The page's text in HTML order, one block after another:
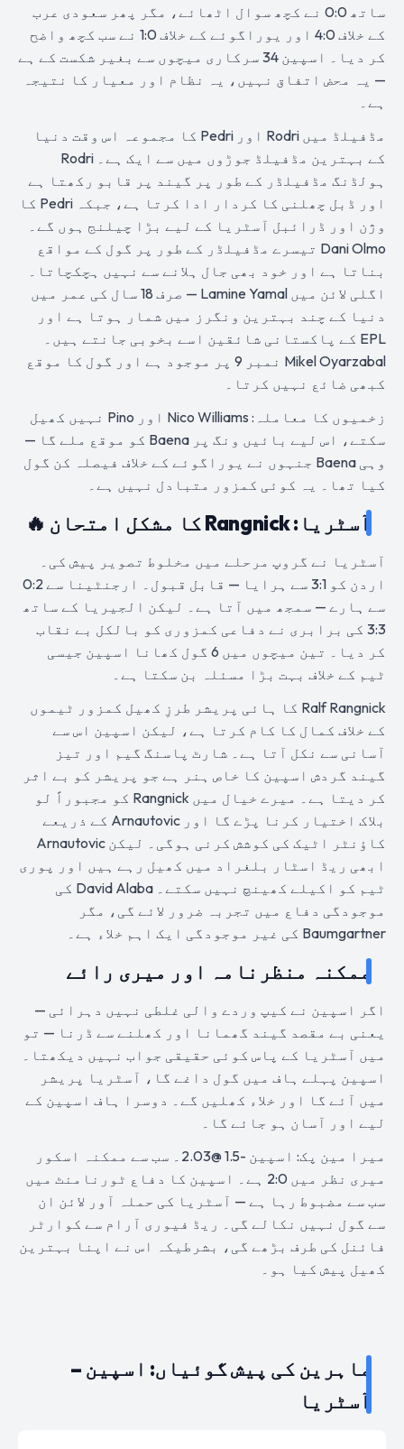
ساتھ 0:0 نے کچھ سوال اٹھائے، مگر پھر سعودی عرب
کے خلاف 4:0 اور یوراگوئے کے خلاف 1:0 نے سب کچھ واضح
کر دیا۔ اسپین 34 سرکاری میچوں سے بغیر شکست کے ہے
— یہ محض اتفاق نہیں، یہ نظام اور معیار کا نتیجہ
ہے۔
مڈفیلڈ میں Rodri اور Pedri کا مجموعہ اس وقت دنیا
کے بہترین مڈفیلڈ جوڑوں میں سے ایک ہے۔ Rodri
ہولڈنگ مڈفیلڈر کے طور پر گیند پر قابو رکھتا ہے
اور ڈبل چھلنی کا کردار ادا کرتا ہے، جبکہ Pedri کا
وژن اور ڈرائبل آسٹریا کے لیے بڑا چیلنج ہوں گے۔
Dani Olmo تیسرے مڈفیلڈر کے طور پر گول کے مواقع
بناتا ہے اور خود بھی جال ہلانے سے نہیں ہچکچاتا۔
اگلی لائن میں Lamine Yamal — صرف 18 سال کی عمر میں
دنیا کے چند بہترین ونگرز میں شمار ہوتا ہے اور
EPL کے پاکستانی شائقین اسے بخوبی جانتے ہیں۔
Mikel Oyarzabal نمبر 9 پر موجود ہے اور گول کا موقع
کبھی ضائع نہیں کرتا۔
زخمیوں کا معاملہ: Nico Williams اور Pino نہیں کھیل
سکتے، اس لیے بائیں ونگ پر Baena کو موقع ملے گا —
وہی Baena جنہوں نے یوراگوئے کے خلاف فیصلہ کن گول
کیا تھا۔ یہ کوئی کمزور متبادل نہیں ہے۔
آسٹریا: Rangnick کا مشکل امتحان 🔥
آسٹریا نے گروپ مرحلے میں مخلوط تصویر پیش کی۔
اردن کو 3:1 سے ہرایا — قابل قبول۔ ارجنٹینا سے 0:2
سے ہارے — سمجھ میں آتا ہے۔ لیکن الجیریا کے ساتھ
3:3 کی برابری نے دفاعی کمزوری کو بالکل بے نقاب
کر دیا۔ تین میچوں میں 6 گول کھانا اسپین جیسی
ٹیم کے خلاف بہت بڑا مسئلہ بن سکتا ہے۔
Ralf Rangnick کا ہائی پریشر طرزِ کھیل کمزور ٹیموں
کے خلاف کمال کا کام کرتا ہے، لیکن اسپین اس سے
آسانی سے نکل آتا ہے۔ شارٹ پاسنگ گیم اور تیز
گیند گردش اسپین کا خاص ہنر ہے جو پریشر کو بے اثر
کر دیتا ہے۔ میرے خیال میں Rangnick کو مجبوراً لو
بلاک اختیار کرنا پڑے گا اور Arnautovic کے ذریعے
کاؤنٹر اٹیک کی کوشش کرنی ہوگی۔ لیکن Arnautovic
ابھی ریڈ اسٹار بلغراد میں کھیل رہے ہیں اور پوری
ٹیم کو اکیلے کھینچ نہیں سکتے۔ David Alaba کی
موجودگی دفاع میں تجربہ ضرور لائے گی، مگر
Baumgartner کی غیر موجودگی ایک اہم خلاء ہے۔
ممکنہ منظرنامہ اور میری رائے
اگر اسپین نے کیپ وردے والی غلطی نہیں دہرائی —
یعنی بے مقصد گیند گھمانا اور کھلنے سے ڈرنا — تو
میں آسٹریا کے پاس کوئی حقیقی جواب نہیں دیکھتا۔
اسپین پہلے ہاف میں گول داغے گا، آسٹریا پریشر
میں آئے گا اور خلاء کھلیں گے۔ دوسرا ہاف اسپین کے
لیے اور آسان ہو جائے گا۔
میرا مین پک: اسپین -1.5 @2.03۔ سب سے ممکنہ اسکور
میری نظر میں 2:0 ہے۔ اسپین کا دفاع ٹورنامنٹ میں
سب سے مضبوط رہا ہے — آسٹریا کی حملہ آور لائن ان
سے گول نہیں نکالے گی۔ ریڈ فیوری آرام سے کوارٹر
فائنل کی طرف بڑھے گی، بشرطیکہ اس نے اپنا بہترین
کھیل پیش کیا ہو۔
ماہرین کی پیش گوئیاں: اسپین –
آسٹریا